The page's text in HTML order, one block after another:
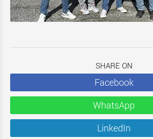
SHARE ON
Facebook
WhatsApp
LinkedIn